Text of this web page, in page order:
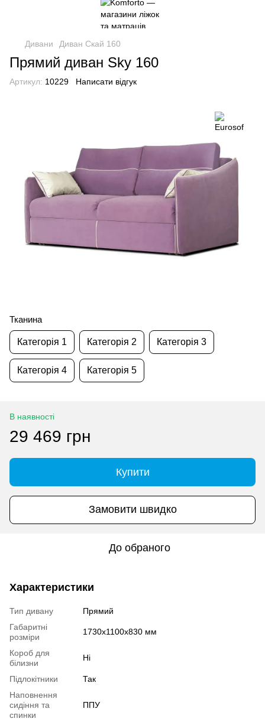
Дивани Диван Скай 160
Прямий диван Sky 160
Артикул: 10229 Написати відгук
Тканина
Категорія 1 Категорія 2 Категорія 3
Категорія 4 Категорія 5
В наявності
29 469 грн
Купити
Замовити швидко
До обраного
Характеристики
Тип дивану
Прямий
Габаритні
розміри
1730х1100х830 мм
Короб для
білизни
Ні
Підлокітники
Так
Наповнення
сидіння та
спинки
ППУ